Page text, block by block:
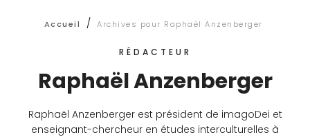
Accueil / Archives pour Raphaël Anzenberger
RÉDACTEUR
Raphaël Anzenberger
Raphaël Anzenberger est président de imagoDei et
enseignant-chercheur en études interculturelles à